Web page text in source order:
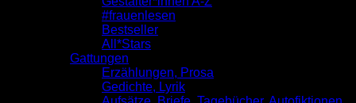
#frauenlesen
Bestseller
All*Stars
Gattungen
Erzählungen, Prosa
Gedichte, Lyrik